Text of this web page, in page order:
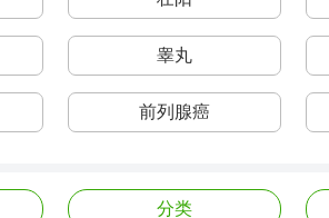
睾丸
前列腺癌
分类